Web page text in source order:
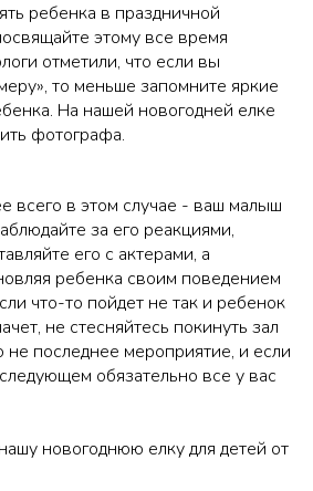
ребенка в праздничной
этому все время
отметили, что если вы
то меньше запомните яркие
На нашей новогодней елке
фотографа.
всего в этом случае - ваш малыш
за его реакциями,
его с актерами, а
ребенка своим поведением
что-то пойдет не так и ребенок
не стесняйтесь покинуть зал
последнее мероприятие, и если
обязательно все у вас
новогоднюю елку для детей от